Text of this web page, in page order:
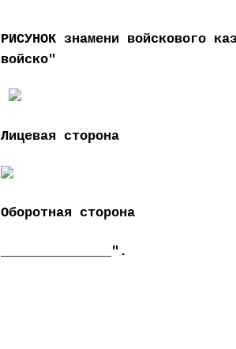
РИСУНОК знамени войскового
войско"
Лицевая сторона
Оборотная сторона
______________".